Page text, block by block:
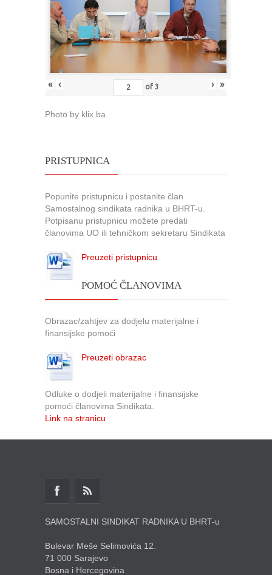
« ‹ of 3 › »
Photo by klix.ba
PRISTUPNICA
Popunite pristupnicu i postanite član
Samostalnog sindikata radnika u BHRT-u.
Potpisanu pristupnicu možete predati
članovima UO ili tehničkom sekretaru Sindikata
Preuzeti pristupnicu
POMOĆ ČLANOVIMA
Obrazac/zahtjev za dodjelu materijalne i
finansijske pomoći
Preuzeti obrazac
Odluke o dodjeli materijalne i finansijske
pomoći članovima Sindikata.
Link na stranicu
SAMOSTALNI SINDIKAT RADNIKA U BHRT-u
Bulevar Meše Selimovića 12.
71 000 Sarajevo
Bosna i Hercegovina